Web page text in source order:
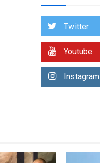
1
Twitter
Youtube
Instagram